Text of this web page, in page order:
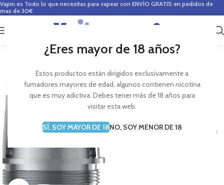
¿Eres mayor de 18 años?
Estos productos están dirigidos exclusivamente a
fumadores mayores de edad, algunos contienen nicotina
que es muy adictiva. Debes tener más de 18 años para
visitar esta web.
SÍ, SOY MAYOR DE 18NO, SOY MENOR DE 18
Vapin.es Todo lo que necesitas para vapear con ENVÍO GRATIS en pedidos de
mas de 30€
0